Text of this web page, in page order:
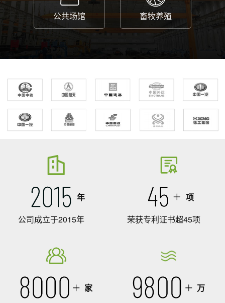
公共场馆 畜牧养殖
年
公司成立于2015年
项
荣获专利证书超45项
家
万